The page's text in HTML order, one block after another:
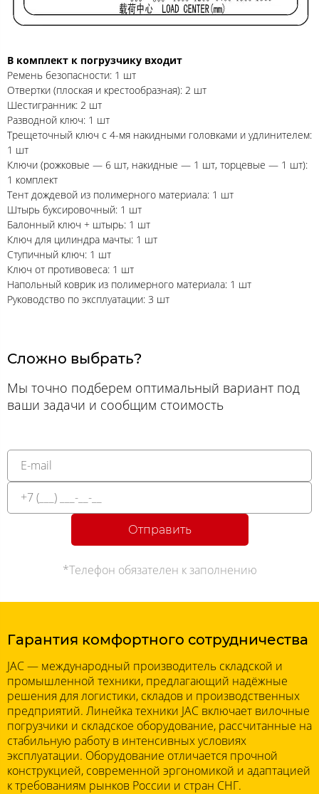
В комплект к погрузчику входит
Ремень безопасности: 1 шт
Отвертки (плоская и крестообразная): 2 шт
Шестигранник: 2 шт
Разводной ключ: 1 шт
Трещеточный ключ с 4-мя накидными головками и удлинителем:
1 шт
Ключи (рожковые — 6 шт, накидные — 1 шт, торцевые — 1 шт):
1 комплект
Тент дождевой из полимерного материала: 1 шт
Штырь буксировочный: 1 шт
Балонный ключ + штырь: 1 шт
Ключ для цилиндра мачты: 1 шт
Ступичный ключ: 1 шт
Ключ от противовеса: 1 шт
Напольный коврик из полимерного материала: 1 шт
Руководство по эксплуатации: 3 шт
Сложно выбрать?
Мы точно подберем оптимальный вариант под
ваши задачи и сообщим стоимость
Отправить
*Телефон обязателен к заполнению
Гарантия комфортного сотрудничества
JAC — международный производитель складской и
промышленной техники, предлагающий надёжные
решения для логистики, складов и производственных
предприятий. Линейка техники JAC включает вилочные
погрузчики и складское оборудование, рассчитанные на
стабильную работу в интенсивных условиях
эксплуатации. Оборудование отличается прочной
конструкцией, современной эргономикой и адаптацией
к требованиям рынков России и стран СНГ.